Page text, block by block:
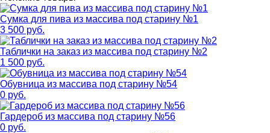
Сумка для пива из массива под старину №1
3 500 руб.
Таблички на заказ из массива под старину №2
1 500 руб.
Обувница из массива под старину №54
0 руб.
Гардероб из массива под старину №56
0 руб.